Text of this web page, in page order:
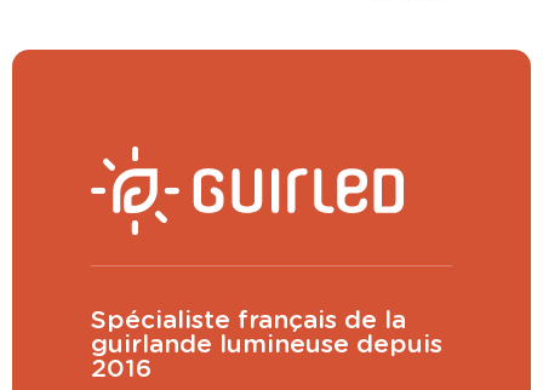
Spécialiste français de la
guirlande lumineuse depuis
2016